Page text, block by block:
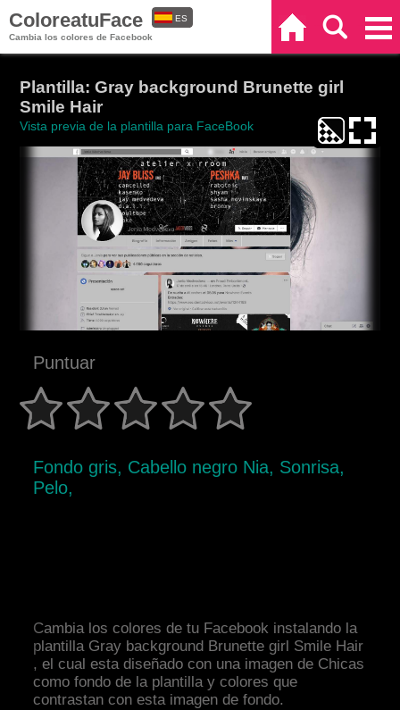
ColoreatuFace
Cambia los colores de Facebook
ES
Plantilla: Gray background Brunette girl
Smile Hair
Vista previa de la plantilla para FaceBook
Puntuar
Fondo gris, Cabello negro Nia, Sonrisa,
Pelo,
Cambia los colores de tu Facebook instalando la
plantilla Gray background Brunette girl Smile Hair
, el cual esta diseñado con una imagen de Chicas
como fondo de la plantilla y colores que
contrastan con esta imagen de fondo.